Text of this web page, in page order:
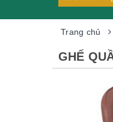
Trang chủ
GHẾ